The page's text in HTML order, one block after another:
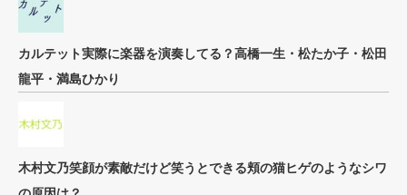
カルテット実際に楽器を演奏してる？高橋一生・松たか子・松田
龍平・満島ひかり
木村文乃笑顔が素敵だけど笑うとできる頬の猫ヒゲのようなシワ